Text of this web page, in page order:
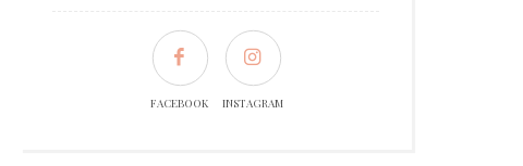
FACEBOOK INSTAGRAM